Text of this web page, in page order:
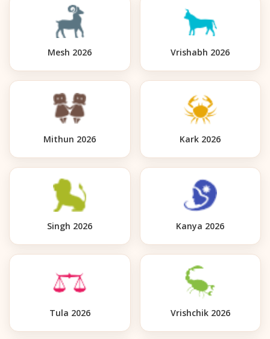
Mesh 2026 Vrishabh 2026
Mithun 2026 Kark 2026
Singh 2026 Kanya 2026
Tula 2026 Vrishchik 2026